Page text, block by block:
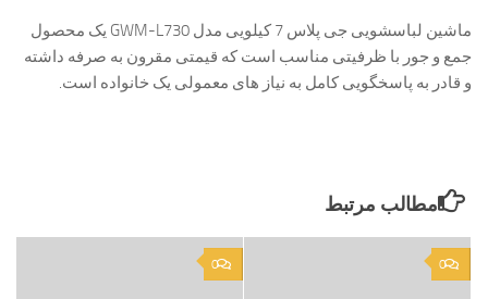
ماشین لباسشویی جی پلاس 7 کیلویی مدل GWM-L730 یک محصول
جمع و جور با ظرفیتی مناسب است که قیمتی مقرون به صرفه داشته
و قادر به پاسخگویی کامل به نیاز های معمولی یک خانواده است.
مطالب مرتبط
0 0